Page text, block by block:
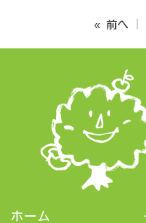
« 前へ
ホーム